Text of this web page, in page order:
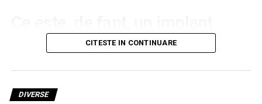
dentar Straumann
Un implant dentar nu e dintele în sine, deși mulți așa
se fixează în os, exact acolo unde stătea cândva rădăcina
CITESTE IN CONTINUARE
DIVERSE